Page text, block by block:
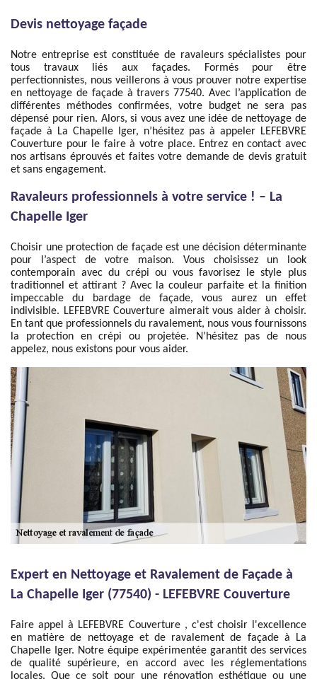
Devis nettoyage façade
Notre entreprise est constituée de ravaleurs spécialistes pour
tous travaux liés aux façades. Formés pour être
perfectionnistes, nous veillerons à vous prouver notre expertise
en nettoyage de façade à travers 77540. Avec l’application de
différentes méthodes confirmées, votre budget ne sera pas
dépensé pour rien. Alors, si vous avez une idée de nettoyage de
façade à La Chapelle Iger, n’hésitez pas à appeler LEFEBVRE
Couverture pour le faire à votre place. Entrez en contact avec
nos artisans éprouvés et faites votre demande de devis gratuit
et sans engagement.
Ravaleurs professionnels à votre service ! – La
Chapelle Iger
Choisir une protection de façade est une décision déterminante
pour l’aspect de votre maison. Vous choisissez un look
contemporain avec du crépi ou vous favorisez le style plus
traditionnel et attirant ? Avec la couleur parfaite et la finition
impeccable du bardage de façade, vous aurez un effet
indivisible. LEFEBVRE Couverture aimerait vous aider à choisir.
En tant que professionnels du ravalement, nous vous fournissons
la protection en crépi ou projetée. N’hésitez pas de nous
appelez, nous existons pour vous aider.
Expert en Nettoyage et Ravalement de Façade à
La Chapelle Iger (77540) - LEFEBVRE Couverture
Faire appel à LEFEBVRE Couverture , c'est choisir l'excellence
en matière de nettoyage et de ravalement de façade à La
Chapelle Iger. Notre équipe expérimentée garantit des services
de qualité supérieure, en accord avec les réglementations
locales. Que ce soit pour une rénovation esthétique ou une